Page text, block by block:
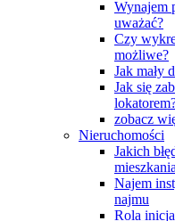
Wynajem
uważać?
Czy
możliwe?
Jak mały
Jak się
zobacz
Nieruchomości
Jakich
Najem
najmu
Rola